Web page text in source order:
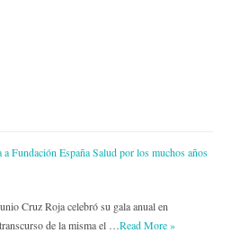
Fundación España Salud por los muchos años
Cruz Roja celebró su gala anual en
de la misma el … Read More »